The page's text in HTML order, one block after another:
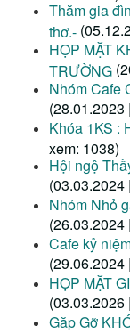
Thăm gia
thơ.-
HỌP MẶT
TRƯỜNG
Nhóm Cafe
Khóa 1KS :
xem: 1038)
Hội ngộ
Nhóm Nhỏ
Cafe kỷ
HỌP MẶT
Găp Gỡ